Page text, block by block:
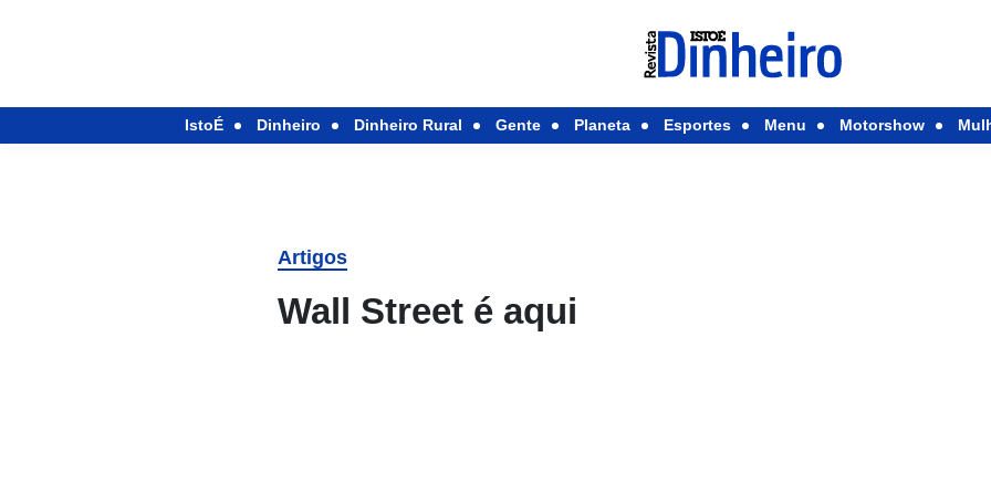
IstoÉ Dinheiro Dinheiro Rural Gente Planeta Esportes Menu Motorshow
Artigos
Wall Street é aqui